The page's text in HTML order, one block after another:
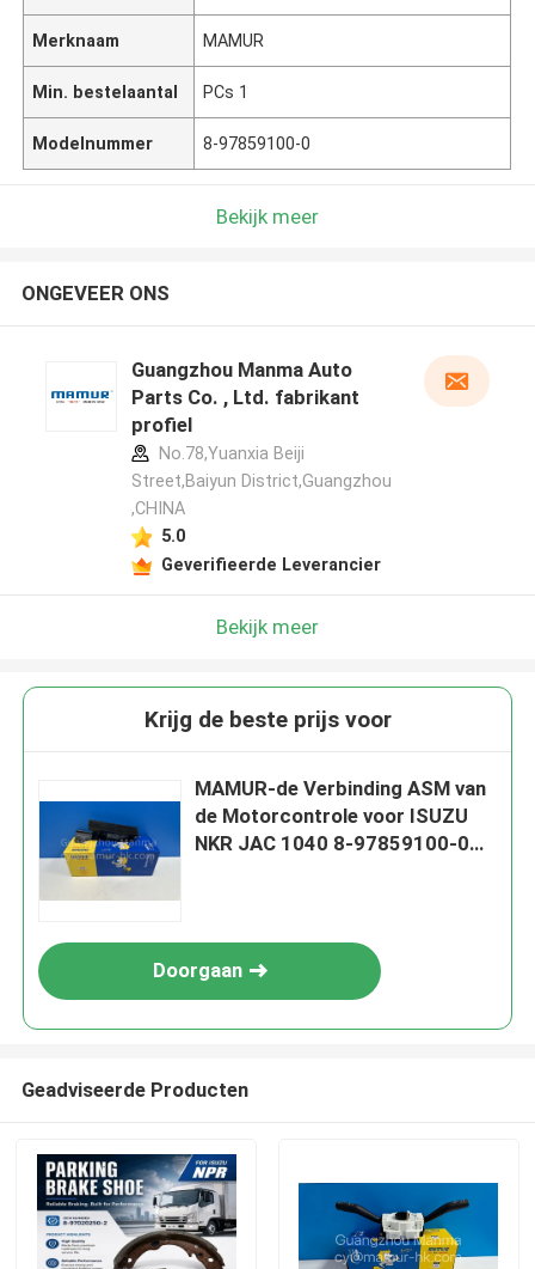
Merknaam MAMUR
Min. bestelaantal PCs 1
Modelnummer 8-97859100-0
Bekijk meer
ONGEVEER ONS
Guangzhou Manma Auto
Parts Co. , Ltd. fabrikant
profiel
No.78,Yuanxia Beiji
Street,Baiyun District,Guangzhou
,CHINA
5.0
Geverifieerde Leverancier
Bekijk meer
Krijg de beste prijs voor
MAMUR-de Verbinding ASM van
de Motorcontrole voor ISUZU
NKR JAC 1040 8-97859100-0
Doorgaan
Geadviseerde Producten